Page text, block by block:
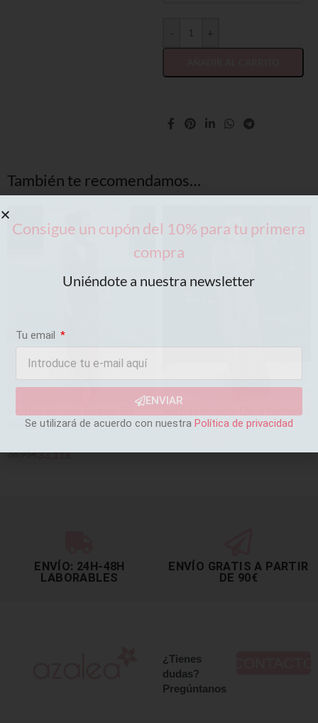
+
También te recomendamos…
Notturno
38,95€33,11€
ENVÍO: 24H-48H
LABORABLES
ENVÍO GRATIS A PARTIR
DE 90€
¿Tienes
dudas?
Pregúntanos
Consigue un cupón del 10% para tu primera
compra
Uniéndote a nuestra newsletter
Tu email
ENVIAR
Se utilizará de acuerdo con nuestra Política de privacidad